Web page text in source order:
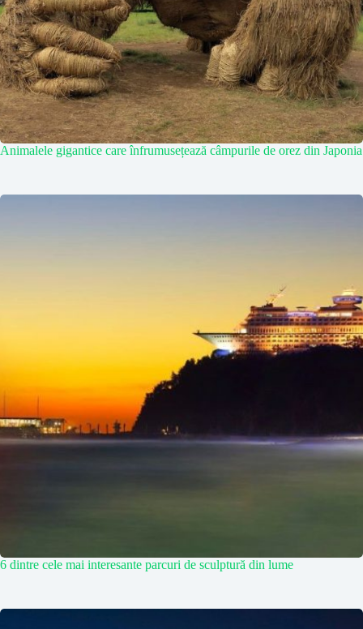
Animalele gigantice care înfrumusețează câmpurile de orez din Japonia
6 dintre cele mai interesante parcuri de sculptură din lume